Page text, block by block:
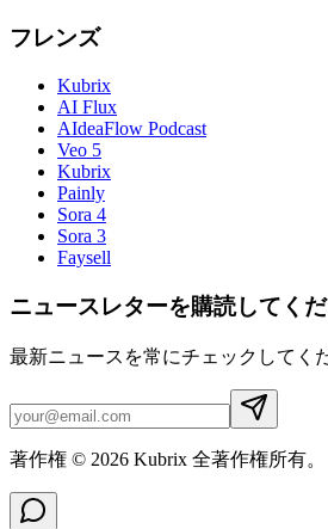
フレンズ
Kubrix
AI Flux
AIdeaFlow Podcast
Veo 5
Kubrix
Painly
Sora 4
Sora 3
Faysell
ニュースレターを購読してく
最新ニュースを常にチェックしてく
著作権 © 2026 Kubrix 全著作権所有。